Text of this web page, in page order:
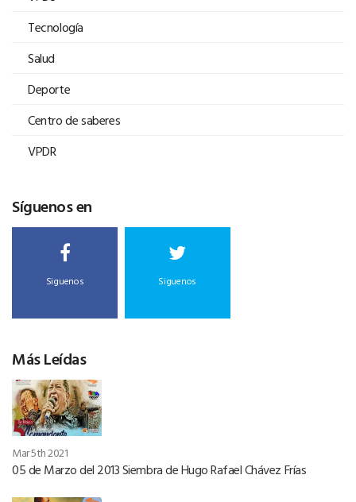
Tecnología
Salud
Deporte
Centro de saberes
VPDR
Síguenos en
Siguenos Siguenos
Más Leídas
Mar 5th 2021
05 de Marzo del 2013 Siembra de Hugo Rafael Chávez Frías